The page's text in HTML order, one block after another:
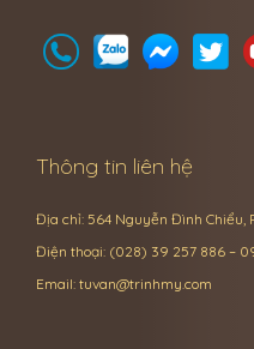
Thông tin liên hệ
Địa chỉ: 564 Nguyễn Đình Chiểu,
Điện thoại: (028) 39 257 886 –
Email: tuvan@trinhmy.com